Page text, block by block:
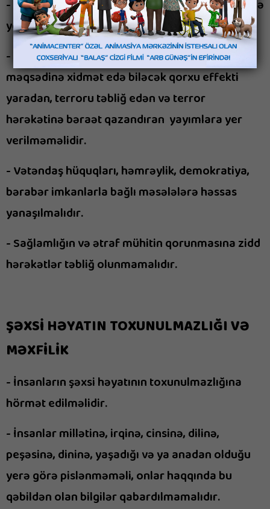
- Terrorizmin, zorakılığın və qəddarlığın təbliğinə
yol verilməməlidir.
- Terror hadisəsini şişirdən, terrorçuların
məqsədinə xidmət edə biləcək qorxu effekti
yaradan, terroru təbliğ edən və terror
hərəkətinə bəraət qazandıran yayımlara yer
verilməməlidir.
- Vətəndaş hüquqları, həmrəylik, demokratiya,
bərabər imkanlarla bağlı məsələlərə həssas
yanaşılmalıdır.
- Sağlamlığın və ətraf mühitin qorunmasına zidd
hərəkətlər təbliğ olunmamalıdır.
ŞƏXSİ HƏYATIN TOXUNULMAZLIĞI VƏ
MƏXFİLİK
- İnsanların şəxsi həyatının toxunulmazlığına
hörmət edilməlidir.
- İnsanlar millətinə, irqinə, cinsinə, dilinə,
peşəsinə, dininə, yaşadığı və ya anadan olduğu
yerə görə pislənməməli, onlar haqqında bu
qəbildən olan bilgilər qabardılmamalıdır.